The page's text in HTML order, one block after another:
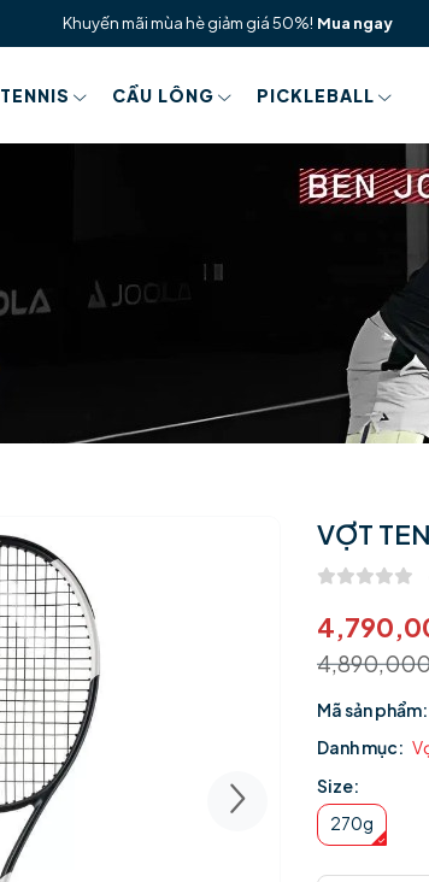
Khuyến mãi mùa hè giảm giá 50%! Mua ngay
TENNIS CẦU LÔNG PICKLEBALL
VỢT
Mã sản phẩm:
Danh mục:
Size:
270g